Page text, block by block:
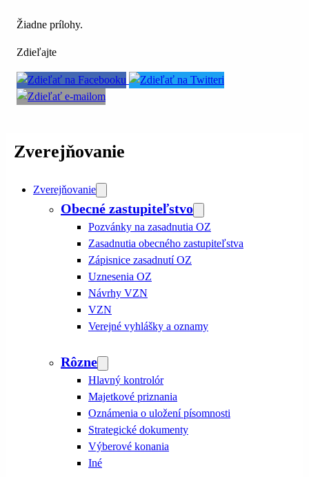
Žiadne prílohy.
Zdieľajte
Zverejňovanie
Zverejňovanie
Obecné zastupiteľstvo
Pozvánky na zasadnutia OZ
Zasadnutia obecného zastupiteľstva
Zápisnice zasadnutí OZ
Uznesenia OZ
Návrhy VZN
VZN
Verejné vyhlášky a oznamy
Rôzne
Hlavný kontrolór
Majetkové priznania
Oznámenia o uložení písomnosti
Strategické dokumenty
Výberové konania
Iné